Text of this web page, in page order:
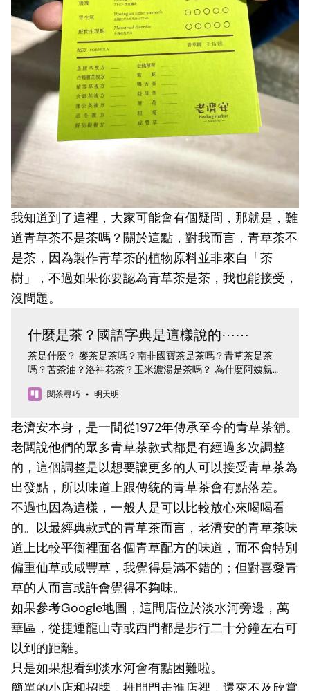
我知道到了這裡，大家可能會有個疑問，那就是，難
道青草茶不是茶嗎？關於這點，對我而言，青草茶不
是茶，因為製作青草茶的植物原料並非來自「茶
樹」，不過如果你要認為青草茶是茶，我也能接受，
沒問題。
什麼是茶？國語字典是這樣說的⋯⋯
茶是什麼？ 麥茶是茶嗎？南非國寶茶是茶嗎？青草茶是茶
嗎？苦茶油？洛神花茶？玉米濃湯是茶嗎？ 為什麼阿姨親切
相信你一定有想過這個問題，到底什麼是茶？
閱茶尋巧 明天明
老濟安本身，是一間從1972年傳承至今的青草茶舖。
老闆說他們的眾多青草茶款式都是有經過多次調整
的，這個調整是以想要讓更多的人可以接受青草茶為
出發點，所以味道上跟傳統的青草茶會有點落差。
不過也因為這樣，一般人是可以比較放心來喝喝看
的。以最經典款式的青草茶而言，老濟安的青草茶味
道上比較平衡裡面各個青草配方的味道，而不會特別
偏重仙草或咸豐草，我覺得是滿不錯的；但對喜愛青
草的人而言或許會覺得不夠味。
如果參考Google地圖，這間店位於淡水河旁邊，萬
華區，從捷運龍山寺或西門都是步行二十分鐘左右可
以到的距離。
只是如果想看到淡水河會有點困難啦。